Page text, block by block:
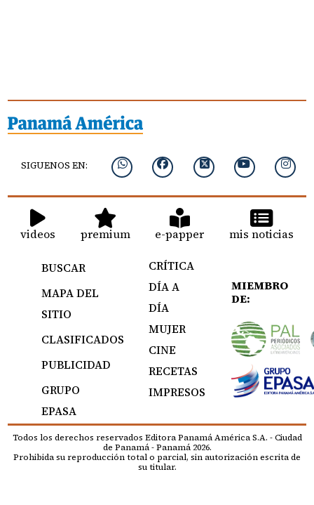
SIGUENOS EN:
videos premium e-papper mis noticias
BUSCAR
MAPA DEL
SITIO
CLASIFICADOS
PUBLICIDAD
GRUPO
EPASA
CRÍTICA
DÍA A
DÍA
MUJER
CINE
RECETAS
IMPRESOS
MIEMBRO
DE:
Todos los derechos reservados Editora Panamá América S.A. - Ciudad
de Panamá - Panamá 2026.
Prohibida su reproducción total o parcial, sin autorización escrita de
su titular.